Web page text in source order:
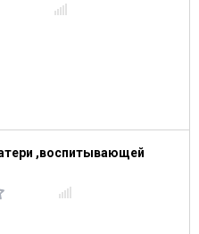
,воспитывающей